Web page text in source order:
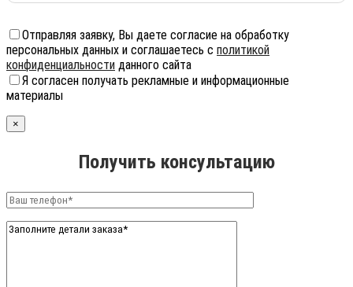
Отправляя заявку, Вы даете согласие на обработку
персональных данных и соглашаетесь с политикой
конфиденциальности данного сайта
Я согласен получать рекламные и информационные
материалы
×
Получить консультацию